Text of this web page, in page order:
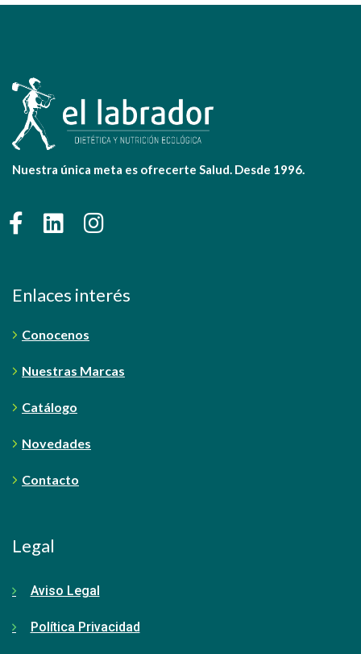
Nuestra única meta es ofrecerte Salud. Desde 1996.
Enlaces interés
Conocenos
Nuestras Marcas
Catálogo
Novedades
Contacto
Legal
Aviso Legal
Política Privacidad